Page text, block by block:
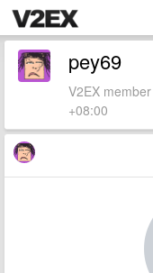
pey69
V2EX
+08:00